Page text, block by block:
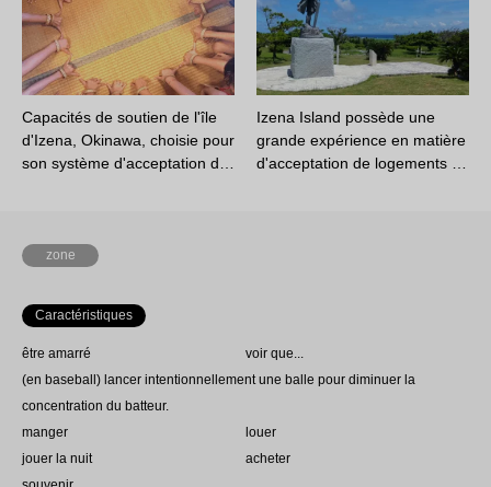
Capacités de soutien de l'île
d'Izena, Okinawa, choisie pour
son système d'acceptation d…
Izena Island possède une
grande expérience en matière
d'acceptation de logements …
zone
Caractéristiques
être amarré
voir que...
(en baseball) lancer intentionnellement une balle pour diminuer la
concentration du batteur.
manger
louer
jouer la nuit
acheter